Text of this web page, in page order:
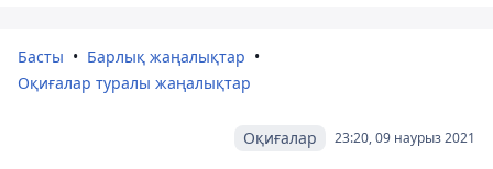
Басты
Барлық жаңалықтар
Оқиғалар туралы жаңалықтар
23:20, 09 наурыз 2021
Оқиғалар